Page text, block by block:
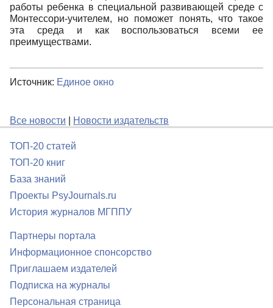
работы ребенка в специальной развивающей среде с
Монтессори-учителем, но поможет понять, что такое
эта среда и как воспользоваться всеми ее
преимуществами.
Источник: Единое окно
Все новости Новости издательств
ТОП-20 статей
ТОП-20 книг
База знаний
Проекты PsyJournals.ru
История журналов МГППУ
Партнеры портала
Информационное спонсорство
Приглашаем издателей
Подписка на журналы
Персональная страница